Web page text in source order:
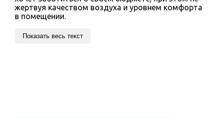
жертвуя качеством воздуха и уровнем комфорта
в помещении.
Показать весь текст